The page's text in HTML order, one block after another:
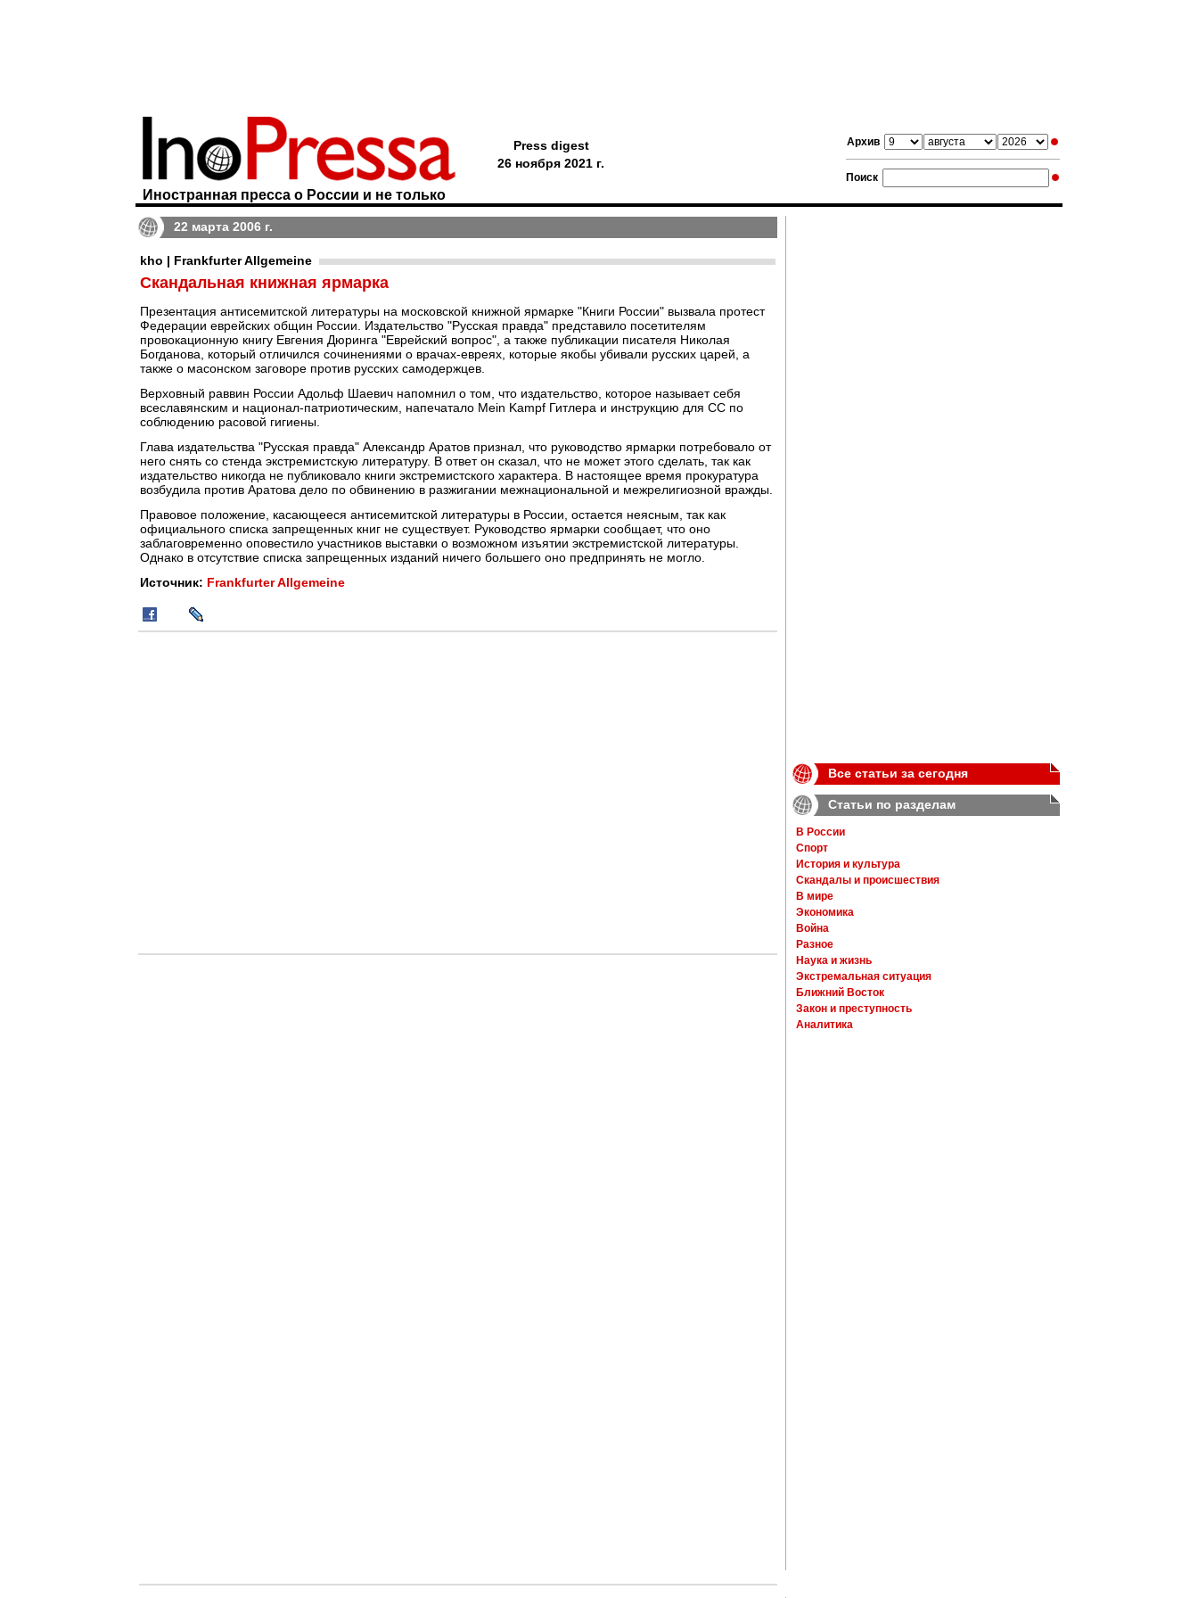
Архив
Поиск
Иностранная пресса о России и не только
Press digest
26 ноября 2021 г.
22 марта 2006 г.
kho | Frankfurter Allgemeine
Скандальная книжная ярмарка
Презентация антисемитской литературы на московской книжной ярмарке "Книги России" вызвала протест
Федерации еврейских общин России. Издательство "Русская правда" представило посетителям
провокационную книгу Евгения Дюринга "Еврейский вопрос", а также публикации писателя Николая
Богданова, который отличился сочинениями о врачах-евреях, которые якобы убивали русских царей, а
также о масонском заговоре против русских самодержцев.
Верховный раввин России Адольф Шаевич напомнил о том, что издательство, которое называет себя
всеславянским и национал-патриотическим, напечатало Mein Kampf Гитлера и инструкцию для СС по
соблюдению расовой гигиены.
Глава издательства "Русская правда" Александр Аратов признал, что руководство ярмарки потребовало от
него снять со стенда экстремистскую литературу. В ответ он сказал, что не может этого сделать, так как
издательство никогда не публиковало книги экстремистского характера. В настоящее время прокуратура
возбудила против Аратова дело по обвинению в разжигании межнациональной и межрелигиозной вражды.
Правовое положение, касающееся антисемитской литературы в России, остается неясным, так как
официального списка запрещенных книг не существует. Руководство ярмарки сообщает, что оно
заблаговременно оповестило участников выставки о возможном изъятии экстремистской литературы.
Однако в отсутствие списка запрещенных изданий ничего большего оно предпринять не могло.
Источник: Frankfurter Allgemeine
Все статьи за сегодня
Статьи по разделам
В России
Спорт
История и культура
Скандалы и происшествия
В мире
Экономика
Война
Разное
Наука и жизнь
Экстремальная ситуация
Ближний Восток
Закон и преступность
Аналитика